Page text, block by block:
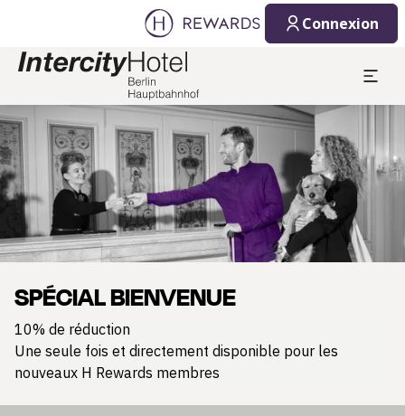
Connexion
Diapositive 1 de 1
SPÉCIAL BIENVENUE
10% de réduction
Une seule fois et directement disponible pour les
nouveaux H Rewards membres